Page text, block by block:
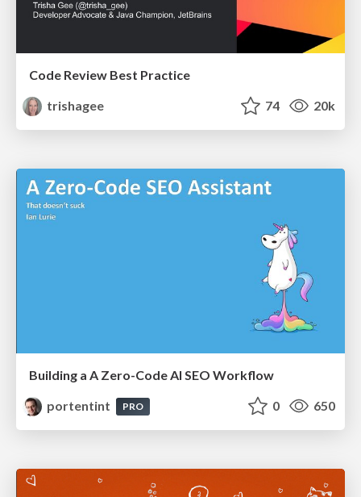
Code Review Best Practice
trishagee
74 20k
Building a A Zero-Code AI SEO Workflow
portentint
PRO 0 650